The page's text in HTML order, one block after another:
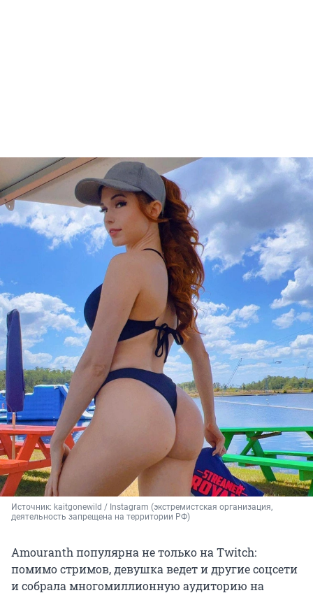
Источник: kaitgonewild / Instagram (экстремистская организация,
деятельность запрещена на территории РФ)
Amouranth популярна не только на Twitch:
помимо стримов, девушка ведет и другие соцсети
и собрала многомиллионную аудиторию на